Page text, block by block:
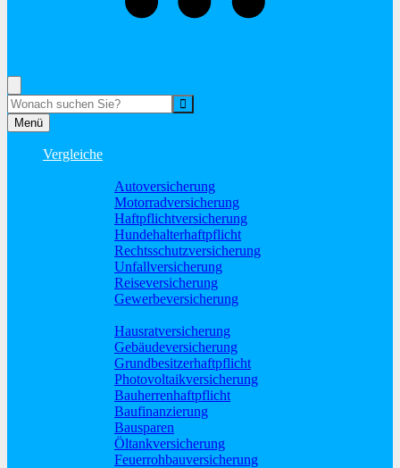
Menü
Vergleiche
Autoversicherung
Motorradversicherung
Haftpflichtversicherung
Hundehalterhaftpflicht
Rechtsschutzversicherung
Unfallversicherung
Reiseversicherung
Gewerbeversicherung
Hausratversicherung
Gebäudeversicherung
Grundbesitzerhaftpflicht
Photovoltaikversicherung
Bauherrenhaftpflicht
Baufinanzierung
Bausparen
Öltankversicherung
Feuerrohbauversicherung